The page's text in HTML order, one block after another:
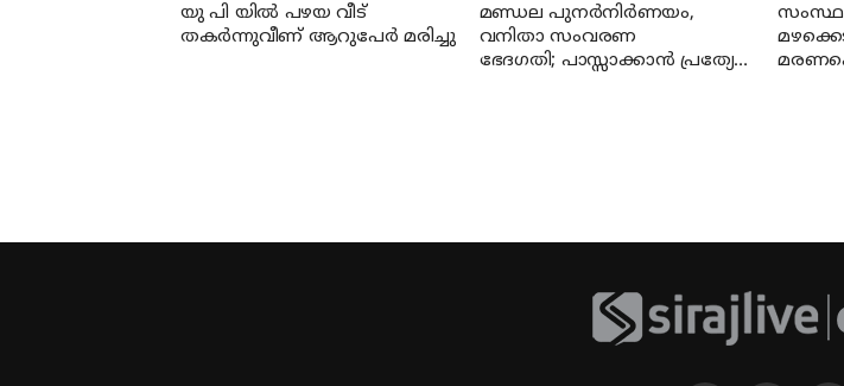
യു പി യില്‍ പഴയ വീട്
തകര്‍ന്നുവീണ് ആറുപേര്‍ മരിച്ചു
മണ്ഡല പുനർനിർണയം,
വനിതാ സംവരണ
ഭേദഗതി; പാസ്സാക്കാൻ പ്രത്യേക